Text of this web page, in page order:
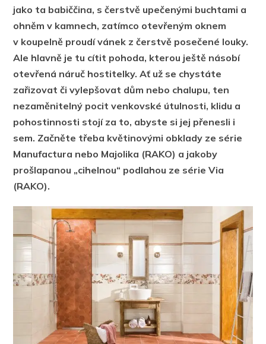
jako ta babiččina, s čerstvě upečenými buchtami a
ohněm v kamnech, zatímco otevřeným oknem
v koupelně proudí vánek z čerstvě posečené louky.
Ale hlavně je tu cítit pohoda, kterou ještě násobí
otevřená náruč hostitelky. Ať už se chystáte
zařizovat či vylepšovat dům nebo chalupu, ten
nezaměnitelný pocit venkovské útulnosti, klidu a
pohostinnosti stojí za to, abyste si jej přenesli i
sem. Začněte třeba květinovými obklady ze série
Manufactura nebo Majolika (RAKO) a jakoby
prošlapanou „cihelnou“ podlahou ze série Via
(RAKO).